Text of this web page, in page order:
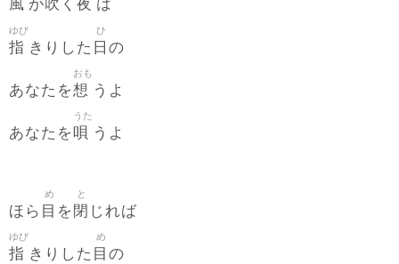
風 が吹 く 夜 は
指
ゆび
きりした 日
ひ
の
あなたを想
おも
うよ
あなたを唄
うた
うよ
ほら 目
め
を 閉
と
じれば
指
ゆび
きりした 目
め
の